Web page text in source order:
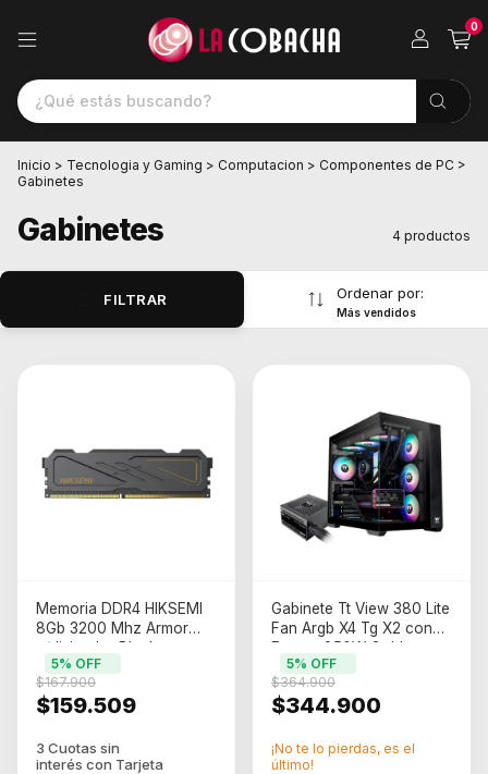
0
Inicio > Tecnologia y Gaming > Computacion > Componentes de PC >
Gabinetes
Gabinetes 4 productos
FILTRAR Ordenar por:
Más vendidos
Memoria DDR4 HIKSEMI
8Gb 3200 Mhz Armor
c/disipador Black
(0416157)
$159.509
$167.900
5% OFF
Gabinete Tt View 380 Lite
Fan Argb X4 Tg X2 con
Fuente 850W Gold
Incluida (4513) (0417858)
$344.900
$364.900
5% OFF
¡No te lo pierdas, es el
último!